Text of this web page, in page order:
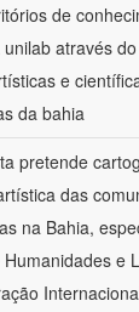
de
através
e
da bahia
pretende
das
na Bahia,
e